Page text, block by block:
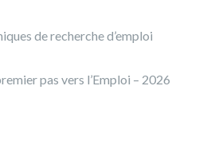
de recherche d’emploi
pas vers l’Emploi – 2026